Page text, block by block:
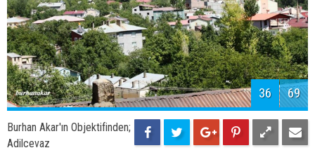
38 69
Burhan Akar'ın Objektifinden;
Aygır gölü